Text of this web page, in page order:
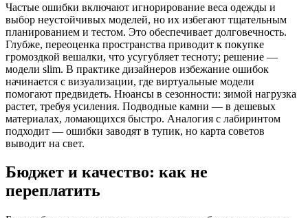
Частые ошибки включают игнорирование веса одежды и
выбор неустойчивых моделей, но их избегают тщательным
планированием и тестом. Это обеспечивает долговечность.
Глубже, переоценка пространства приводит к покупке
громоздкой вешалки, что усугубляет тесноту; решение —
модели slim. В практике дизайнеров избежание ошибок
начинается с визуализации, где виртуальные модели
помогают предвидеть. Нюансы в сезонности: зимой нагрузка
растет, требуя усиления. Подводные камни — в дешевых
материалах, ломающихся быстро. Аналогия с лабиринтом
подходит — ошибки заводят в тупик, но карта советов
выводит на свет.
Бюджет и качество: как не
переплатить